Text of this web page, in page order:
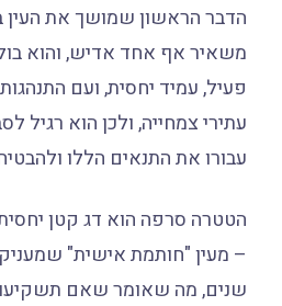
הדבר הראשון שמושך את העין
משאיר אף אחד אדיש, והוא
פעיל, עמיד יחסית, ועם
עתירי צמחייה, ולכן הוא רגיל
עבורו את התנאים הללו
שנים, מה שאומר שאם תשקיעו